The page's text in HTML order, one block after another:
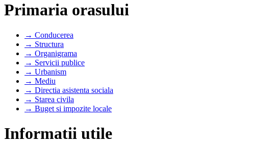
Primaria orasului
→ Conducerea
→ Structura
→ Organigrama
→ Servicii publice
→ Urbanism
→ Mediu
→ Directia asistenta sociala
→ Starea civila
→ Buget si impozite locale
Informatii utile